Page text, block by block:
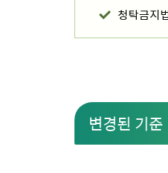
청탁금지
변경된 기준